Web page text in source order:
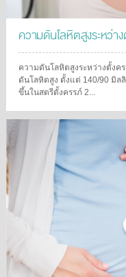
ความดันโลหิตสูงระหว่า
ความดันโลหิตสูงระหว่างตั้ง
ดันโลหิตสูง ตั้งแต่ 140/90 มิล
ขึ้นในสตรีตั้งครรภ์ 2...